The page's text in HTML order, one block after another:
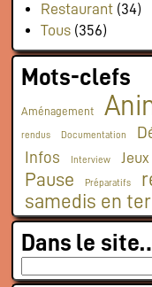
Restaurant(34)
Tous(356)
Mots-clefs
Aménagement
rendus Documentation
Infos Interview Jeux
Pause Préparatifs
samedis en
Dans le